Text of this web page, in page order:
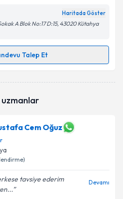
Haritada Göster
A Blok No:17 D:15, 43020 Kütahya
Talep Et
Talebi
randevu almanız için bir
işlenmesine ilişkinAydınlatma
ve kişisel verilerimin belirtilen
uzmanlar
Cem Oğuz
tavsiye ederim
Devamı